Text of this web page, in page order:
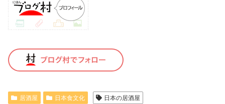
居酒屋 日本食文化 日本の居酒屋